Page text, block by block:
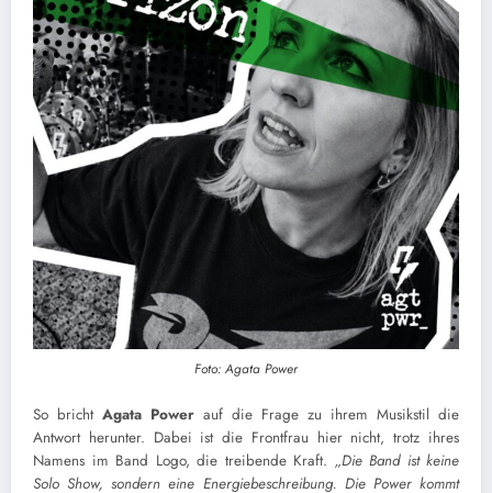
Foto: Agata Power
So bricht Agata Power auf die Frage zu ihrem Musikstil die
Antwort herunter. Dabei ist die Frontfrau hier nicht, trotz ihres
Namens im Band Logo, die treibende Kraft. „Die Band ist keine
Solo Show, sondern eine Energiebeschreibung. Die Power kommt